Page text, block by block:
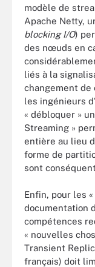
modèle de
Apache Netty,
blocking I/O)
des nœuds en
liés à la
changement de
les ingénieurs
« débloquer »
Streaming »
entière au lieu
forme de
sont
Enfin, pour les
documentation
compétences
« nouvelles
Transient
français) doit